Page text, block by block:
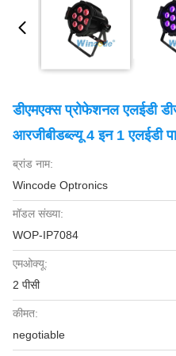
डीएमएक्स प्रोफेशनल एलईडी
आरजीबीडब्ल्यू 4 इन 1 एलईडी
ब्रांड नाम:
Wincode Optronics
मॉडल संख्या:
WOP-IP7084
एमओक्यू:
2 पीसी
कीमत:
negotiable